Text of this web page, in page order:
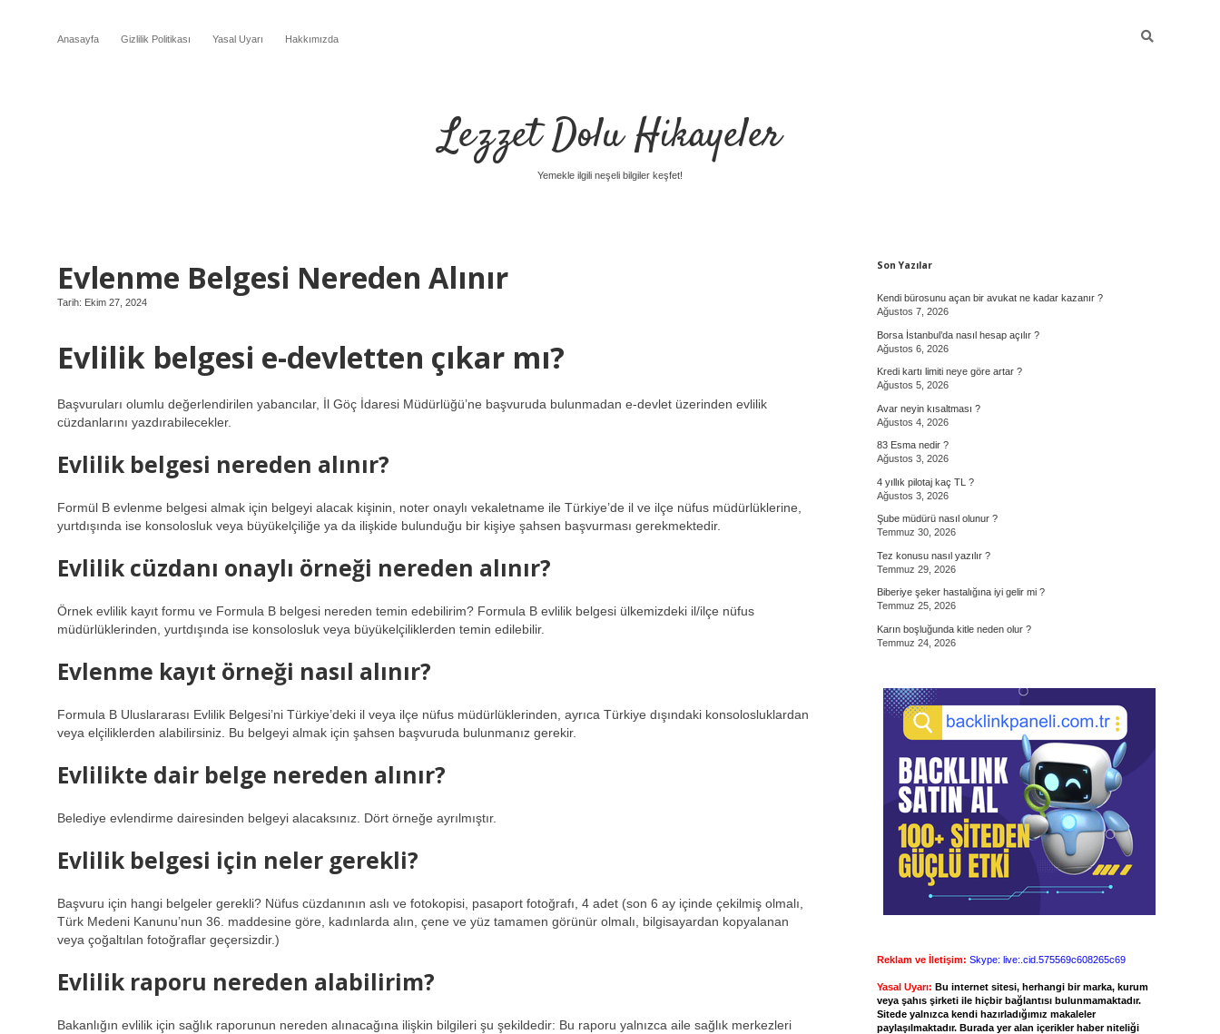
Anasayfa Gizlilik Politikası Yasal Uyarı Hakkımızda
Lezzet Dolu Hikayeler
Yemekle ilgili neşeli bilgiler keşfet!
Evlenme Belgesi Nereden Alınır
Tarih: Ekim 27, 2024
Evlilik belgesi e-devletten çıkar mı?
Başvuruları olumlu değerlendirilen yabancılar, İl Göç İdaresi Müdürlüğü’ne başvuruda bulunmadan e-devlet üzerinden evlilik
cüzdanlarını yazdırabilecekler.
Evlilik belgesi nereden alınır?
Formül B evlenme belgesi almak için belgeyi alacak kişinin, noter onaylı vekaletname ile Türkiye’de il ve ilçe nüfus müdürlüklerine,
yurtdışında ise konsolosluk veya büyükelçiliğe ya da ilişkide bulunduğu bir kişiye şahsen başvurması gerekmektedir.
Evlilik cüzdanı onaylı örneği nereden alınır?
Örnek evlilik kayıt formu ve Formula B belgesi nereden temin edebilirim? Formula B evlilik belgesi ülkemizdeki il/ilçe nüfus
müdürlüklerinden, yurtdışında ise konsolosluk veya büyükelçiliklerden temin edilebilir.
Evlenme kayıt örneği nasıl alınır?
Formula B Uluslararası Evlilik Belgesi’ni Türkiye’deki il veya ilçe nüfus müdürlüklerinden, ayrıca Türkiye dışındaki konsolosluklardan
veya elçiliklerden alabilirsiniz. Bu belgeyi almak için şahsen başvuruda bulunmanız gerekir.
Evlilikte dair belge nereden alınır?
Belediye evlendirme dairesinden belgeyi alacaksınız. Dört örneğe ayrılmıştır.
Evlilik belgesi için neler gerekli?
Başvuru için hangi belgeler gerekli? Nüfus cüzdanının aslı ve fotokopisi, pasaport fotoğrafı, 4 adet (son 6 ay içinde çekilmiş olmalı,
Türk Medeni Kanunu’nun 36. maddesine göre, kadınlarda alın, çene ve yüz tamamen görünür olmalı, bilgisayardan kopyalanan
veya çoğaltılan fotoğraflar geçersizdir.)
Evlilik raporu nereden alabilirim?
Bakanlığın evlilik için sağlık raporunun nereden alınacağına ilişkin bilgileri şu şekildedir: Bu raporu yalnızca aile sağlık merkezleri
Sidebar
Son Yazılar
Kendi bürosunu açan bir avukat ne kadar kazanır ?
Ağustos 7, 2026
Borsa İstanbul’da nasıl hesap açılır ?
Ağustos 6, 2026
Kredi kartı limiti neye göre artar ?
Ağustos 5, 2026
Avar neyin kısaltması ?
Ağustos 4, 2026
83 Esma nedir ?
Ağustos 3, 2026
4 yıllık pilotaj kaç TL ?
Ağustos 3, 2026
Şube müdürü nasıl olunur ?
Temmuz 30, 2026
Tez konusu nasıl yazılır ?
Temmuz 29, 2026
Biberiye şeker hastalığına iyi gelir mi ?
Temmuz 25, 2026
Karın boşluğunda kitle neden olur ?
Temmuz 24, 2026
Reklam ve İletişim: Skype: live:.cid.575569c608265c69
Yasal Uyarı: Bu internet sitesi, herhangi bir marka, kurum
veya şahıs şirketi ile hiçbir bağlantısı bulunmamaktadır.
Sitede yalnızca kendi hazırladığımız makaleler
paylaşılmaktadır. Burada yer alan içerikler haber niteliği